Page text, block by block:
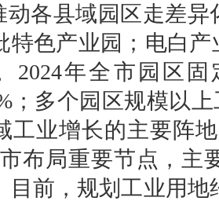
县域园区走差异
特色产业园；电白
2024年全市园区固
；多个园区规模以
工业增长的主要阵
布局重要节点，主
目前，规划工业用地